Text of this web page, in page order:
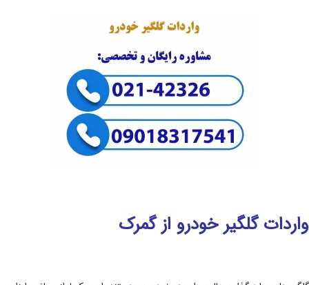
واردات گلگیر خودرو از گمرک